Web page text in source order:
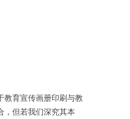
教育宣传画册印刷与教
，但若我们深究其本